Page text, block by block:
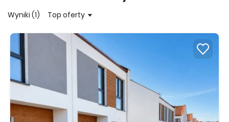
Wyniki (1) Top oferty